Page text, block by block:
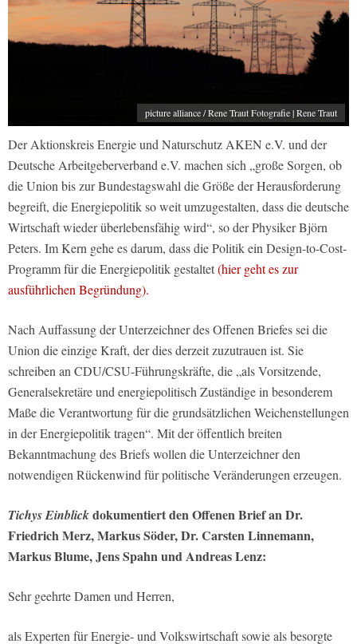
picture alliance / Rene Traut Fotografie | Rene Traut
Der Aktionskreis Energie und Naturschutz AKEN e.V. und der
Deutsche Arbeitgeberverband e.V. machen sich „große Sorgen, ob
die Union bis zur Bundestagswahl die Größe der Herausforderung
begreift, die Energiepolitik so weit umzugestalten, dass die deutsche
Wirtschaft wieder überlebensfähig wird“, so der Physiker Björn
Peters. Im Kern gehe es darum, dass die Politik ein Design-to-Cost-
Programm für die Energiepolitik gestaltet(hier geht es zur
ausführlichen Begründung).
Nach Auffassung der Unterzeichner des Offenen Briefes sei die
Union die einzige Kraft, der dies derzeit zuzutrauen ist. Sie
schreiben an CDU/CSU-Führungskräfte, die „als Vorsitzende,
Generalsekretäre und energiepolitisch Zuständige in besonderem
Maße die Verantwortung für die grundsätzlichen Weichenstellungen
in der Energiepolitik tragen“. Mit der öffentlich breiten
Bekanntmachung des Briefs wollen die Unterzeichner den
notwendigen Rückenwind für politische Veränderungen erzeugen.
Tichys Einblickdokumentiert den Offenen Brief an Dr.
Friedrich Merz, Markus Söder, Dr. Carsten Linnemann,
Markus Blume, Jens Spahn und Andreas Lenz:
Sehr geehrte Damen und Herren,
als Experten für Energie- und Volkswirtschaft sowie als besorgte